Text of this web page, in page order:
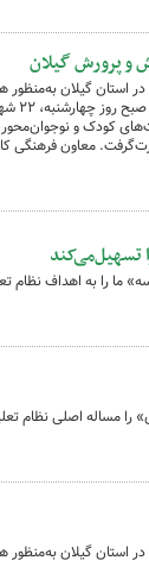
و پرورش گیلان
استان گیلان
کودک و
معاون فرهنگی
تسهیل‌می‌کند
ما را به اهداف نظام
مساله اصلی نظام
استان گیلان